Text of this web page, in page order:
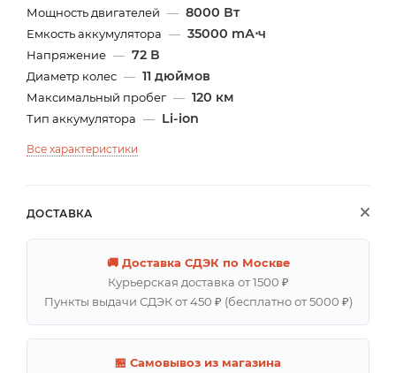
Мощность двигателей — 8000 Вт
Емкость аккумулятора — 35000 mА⋅ч
Напряжение — 72 В
Диаметр колес — 11 дюймов
Максимальный пробег — 120 км
Тип аккумулятора — Li-ion
Все характеристики
ДОСТАВКА
🚚 Доставка СДЭК по Москве
Курьерская доставка от 1500 ₽
Пункты выдачи СДЭК от 450 ₽ (бесплатно от 5000 ₽)
🏪 Самовывоз из магазина